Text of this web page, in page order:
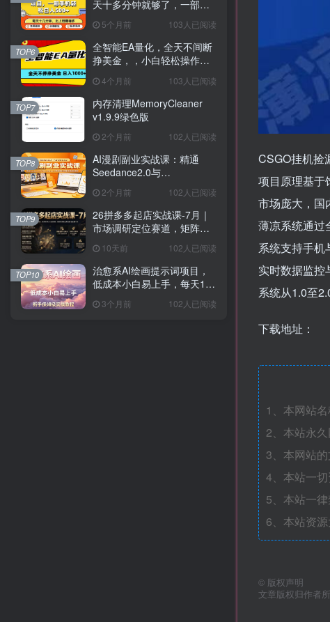
CSGO挂机捡
项目原理基于
市场庞大，国
薄凉系统通过
系统支持手机
实时数据监控
系统从1.0至
下载地址：
1、本网站名
2、本站永久
3、本网站
4、本站一
5、本站一
6、本站资
© 版权声明
文章版权归作者
天十多分钟就够了，一部手
机，轻松日入5张【揭秘】
5个月前 103人已阅读
全智能EA量化，全天不间断
挣美金，，小白轻松操作，
4个月前 103人已阅读
TOP6
内存清理MemoryCleaner
v1.9.9绿色版
2个月前 102人已阅读
TOP7
AI漫剧副业实战课：精通
Seedance2.0与
款实现涨粉变现
2个月前 102人已阅读
TOP8
26拼多多起店实战课-7月｜
市场调研定位赛道，矩阵秒
法解决新品起量卡点
10天前 102人已阅读
TOP9
治愈系AI绘画提示词项目，
低成本小白易上手，每天10
3个月前 102人已阅读
TOP10